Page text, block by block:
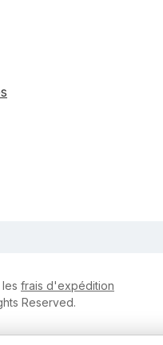
frais d'expédition
Reserved.